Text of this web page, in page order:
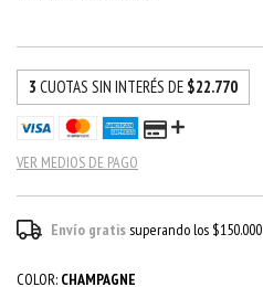
3 CUOTAS SIN INTERÉS DE $22.770
VER MEDIOS DE PAGO
Envío gratissuperando los $150.000
COLOR: CHAMPAGNE